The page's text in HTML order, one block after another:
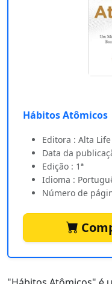
Hábitos Atômicos
Editora : Alta Life
Data da
Edição : 1ª
Idioma :
Número de